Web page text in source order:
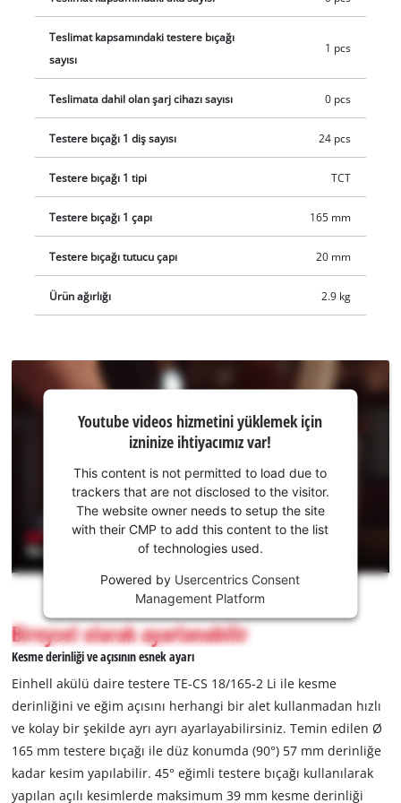
Teslimat kapsamındaki testere bıçağı
sayısı
1 pcs
Teslimata dahil olan şarj cihazı sayısı 0 pcs
Testere bıçağı 1 diş sayısı 24 pcs
Testere bıçağı 1 tipi TCT
Testere bıçağı 1 çapı 165 mm
Testere bıçağı tutucu çapı 20 mm
Ürün ağırlığı 2.9 kg
Youtube
ihtiyacımız
var!
This
content
not
permitted
to
load
to
trackers
that
are
Youtube videos hizmetini yüklemek için
izninize ihtiyacımız var!
This content is not permitted to load due to
trackers that are not disclosed to the visitor.
The website owner needs to setup the site
with their CMP to add this content to the list
of technologies used.
Powered by Usercentrics Consent
Management Platform
Bireysel olarak ayarlanabilir
Kesme derinliği ve açısının esnek ayarı
Einhell akülü daire testere TE-CS 18/165-2 Li ile kesme
derinliğini ve eğim açısını herhangi bir alet kullanmadan hızlı
ve kolay bir şekilde ayrı ayrı ayarlayabilirsiniz. Temin edilen Ø
165 mm testere bıçağı ile düz konumda (90°) 57 mm derinliğe
kadar kesim yapılabilir. 45° eğimli testere bıçağı kullanılarak
yapılan açılı kesimlerde maksimum 39 mm kesme derinliği